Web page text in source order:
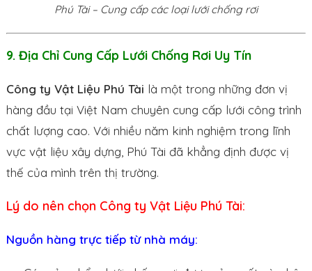
Phú Tài – Cung cấp các loại lưới chống rơi
9. Địa Chỉ Cung Cấp Lưới Chống Rơi Uy Tín
Công ty Vật Liệu Phú Tài là một trong những đơn vị
hàng đầu tại Việt Nam chuyên cung cấp lưới công trình
chất lượng cao. Với nhiều năm kinh nghiệm trong lĩnh
vực vật liệu xây dựng, Phú Tài đã khẳng định được vị
thế của mình trên thị trường.
Lý do nên chọn Công ty Vật Liệu Phú Tài:
Nguồn hàng trực tiếp từ nhà máy: